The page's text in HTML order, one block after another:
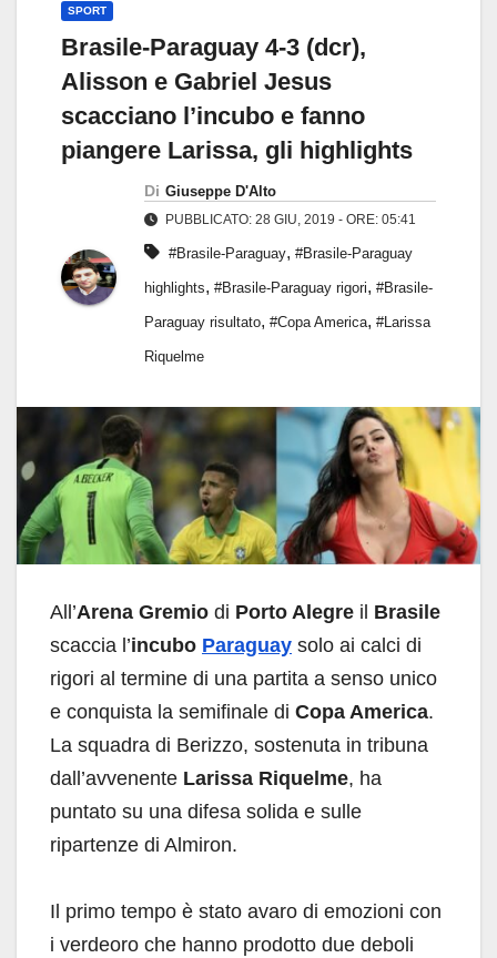
SPORT
Brasile-Paraguay 4-3 (dcr),
Alisson e Gabriel Jesus
scacciano l’incubo e fanno
piangere Larissa, gli highlights
Di Giuseppe D'Alto
PUBBLICATO: 28 GIU, 2019 - ORE: 05:41
#Brasile-Paraguay, #Brasile-Paraguay
highlights, #Brasile-Paraguay rigori, #Brasile-
Paraguay risultato, #Copa America, #Larissa
Riquelme
All’Arena Gremio di Porto Alegre il Brasile
scaccia l’incubo Paraguay solo ai calci di
rigori al termine di una partita a senso unico
e conquista la semifinale di Copa America.
La squadra di Berizzo, sostenuta in tribuna
dall’avvenente Larissa Riquelme, ha
puntato su una difesa solida e sulle
ripartenze di Almiron.
Il primo tempo è stato avaro di emozioni con
i verdeoro che hanno prodotto due deboli